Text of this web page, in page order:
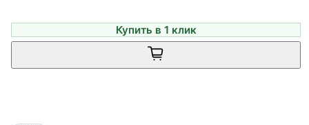
Купить в 1 клик